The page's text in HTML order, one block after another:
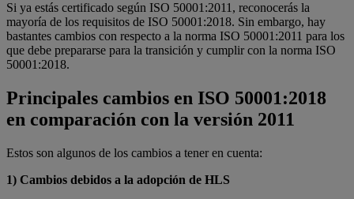
Si ya estás certificado según ISO 50001:2011, reconocerás la
mayoría de los requisitos de ISO 50001:2018. Sin embargo, hay
bastantes cambios con respecto a la norma ISO 50001:2011 para los
que debe prepararse para la transición y cumplir con la norma ISO
50001:2018.
Principales cambios en ISO 50001:2018
en comparación con la versión 2011
Estos son algunos de los cambios a tener en cuenta:
1) Cambios debidos a la adopción de HLS